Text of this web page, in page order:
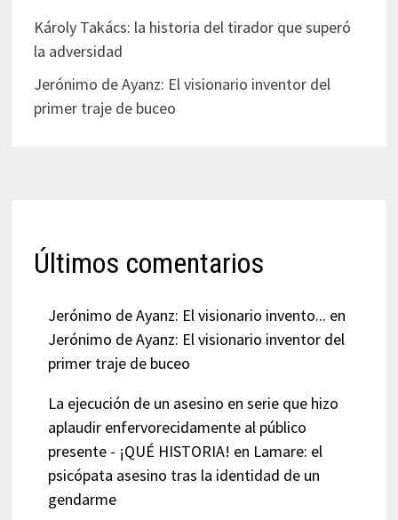
Károly Takács: la historia del tirador que superó
la adversidad
Jerónimo de Ayanz: El visionario inventor del
primer traje de buceo
Últimos comentarios
Jerónimo de Ayanz: El visionario invento... en
Jerónimo de Ayanz: El visionario inventor del
primer traje de buceo
La ejecución de un asesino en serie que hizo
aplaudir enfervorecidamente al público
presente - ¡QUÉ HISTORIA! en Lamare: el
psicópata asesino tras la identidad de un
gendarme